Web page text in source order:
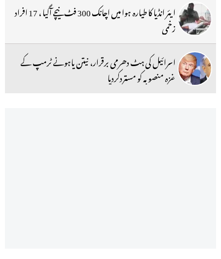
ایئر انڈیا کا طیارہ ہوا میں اچانک 300 فٹ نیچے آگیا ، 17 افراد
زخمی
اسرائیل کی ہٹ دھرمی برقرار، نیتن یاہونے ٹرمپ کے
غزہ منصوبہ کو مستردکردیا